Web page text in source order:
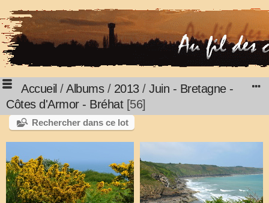
Accueil /Albums/ 2013/ Juin - Bretagne -
Côtes d'Armor - Bréhat 56
Rechercher dans ce lot